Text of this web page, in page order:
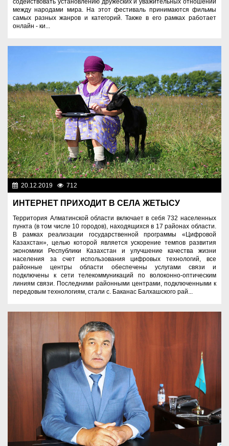
содействовать установлению дружеских и уважительных отношений
между народами мира. На этот фестиваль принимаются фильмы
самых разных жанров и категорий. Также в его рамках работает
онлайн - ки...
20.12.2019 712
ИНТЕРНЕТ ПРИХОДИТ В СЕЛА ЖЕТЫСУ
Территория Алматинской области включает в себя 732 населенных
пункта (в том числе 10 городов), находящихся в 17 районах области.
В рамках реализации государственной программы «Цифровой
Казахстан», целью которой является ускорение темпов развития
экономики Республики Казахстан и улучшение качества жизни
населения за счет использования цифровых технологий, все
районные центры области обеспечены услугами связи и
подключены к сети телекоммуникаций по волоконно-оптическим
линиям связи. Последними районными центрами, подключенными к
передовым технологиям, стали с. Баканас Балхашского рай...